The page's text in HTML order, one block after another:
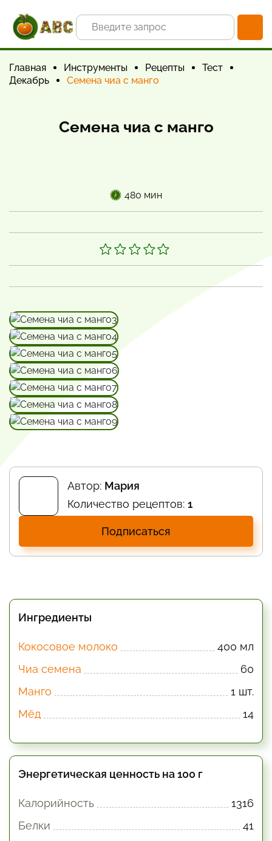
Главная Инструменты Рецепты
Тест
Декабрь
Семена чиа с манго
Семена чиа с манго
480 мин
Автор: Мария
Количество рецептов: 1
Подписаться
Ингредиенты
Кокосовое молоко
400 мл
Чиа семена
60
Манго
1 шт.
Мёд
14
Энергетическая ценность на 100 г
Калорийность
1316
Белки
41